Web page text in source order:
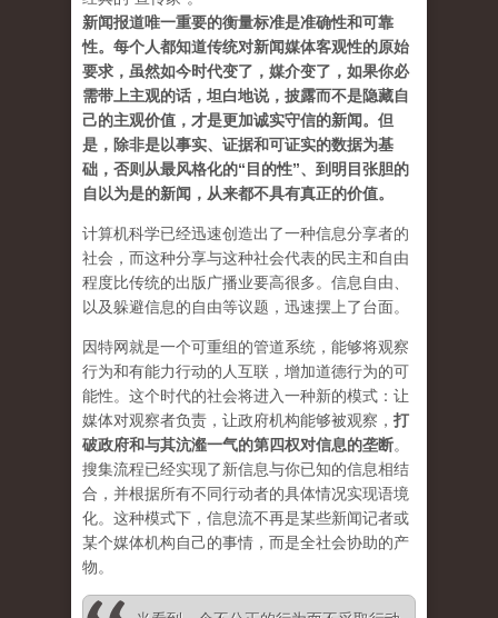
新闻报道唯一重要的衡量标准是准确性和可靠
性。每个人都知道传统对新闻媒体客观性的原始
要求，虽然如今时代变了，媒介变了，如果你必
需带上主观的话，坦白地说，披露而不是隐藏自
己的主观价值，才是更加诚实守信的新闻。但
是，除非是以事实、证据和可证实的数据为基
础，否则从最风格化的“目的性”、到明目张胆的
自以为是的新闻，从来都不具有真正的价值。
计算机科学已经迅速创造出了一种信息分享者的
社会，而这种分享与这种社会代表的民主和自由
程度比传统的出版广播业要高很多。信息自由、
以及躲避信息的自由等议题，迅速摆上了台面。
因特网就是一个可重组的管道系统，能够将观察
行为和有能力行动的人互联，增加道德行为的可
能性。这个时代的社会将进入一种新的模式：让
媒体对观察者负责，让政府机构能够被观察， 打
破政府和与其沆瀣一气的第四权对信息的垄断。
搜集流程已经实现了新信息与你已知的信息相结
合，并根据所有不同行动者的具体情况实现语境
化。这种模式下，信息流不再是某些新闻记者或
某个媒体机构自己的事情，而是全社会协助的产
物。